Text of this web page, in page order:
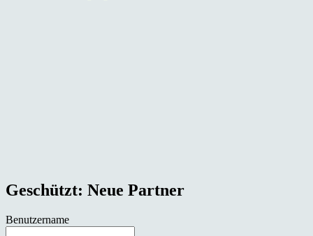
Geschützt: Neue Partner
Benutzername